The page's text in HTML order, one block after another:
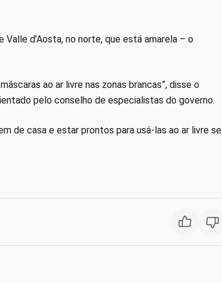
d’Aosta, no norte, que está amarela – o
ao ar livre nas zonas brancas”, disse o
pelo conselho de especialistas do governo.
de casa e estar prontos para usá-las ao ar livre se